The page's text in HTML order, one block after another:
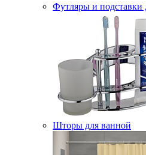
Футляры и подставки
Шторы для ванной